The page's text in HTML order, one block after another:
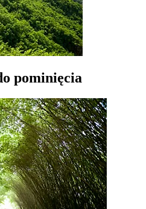
pominięcia